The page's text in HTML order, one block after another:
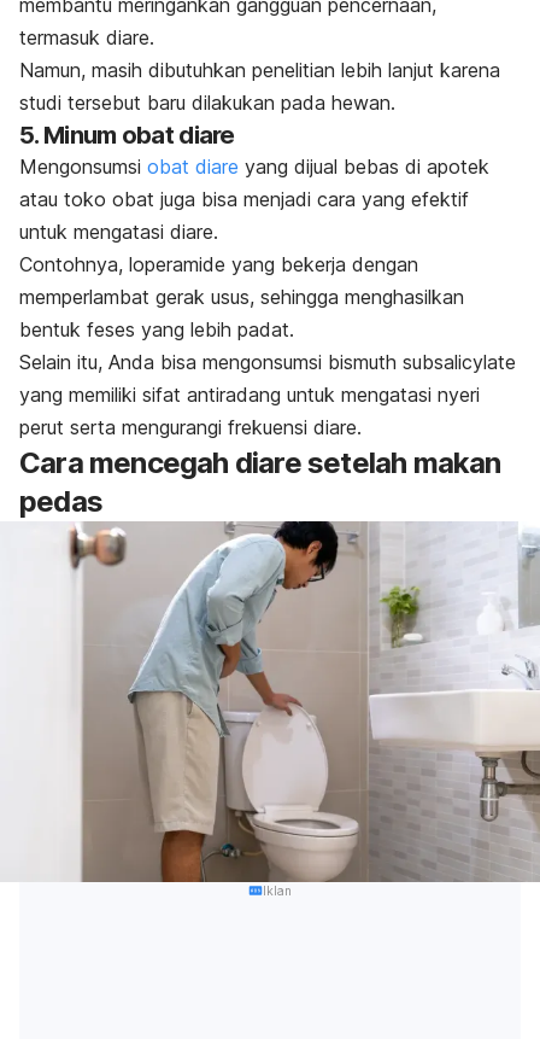
termasuk diare.
Namun, masih dibutuhkan penelitian lebih lanjut karena
studi tersebut baru dilakukan pada hewan.
5. Minum obat diare
Mengonsumsi obat diare yang dijual bebas di apotek
atau toko obat juga bisa menjadi cara yang efektif
untuk mengatasi diare.
Contohnya, loperamide yang bekerja dengan
memperlambat gerak usus, sehingga menghasilkan
bentuk feses yang lebih padat.
Selain itu, Anda bisa mengonsumsi bismuth subsalicylate
yang memiliki sifat antiradang untuk mengatasi nyeri
perut serta mengurangi frekuensi diare.
Cara mencegah diare setelah makan
pedas
Iklan